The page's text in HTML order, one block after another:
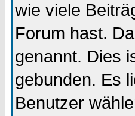
wie viele
Forum hast.
genannt. Dies
gebunden. Es
Benutzer